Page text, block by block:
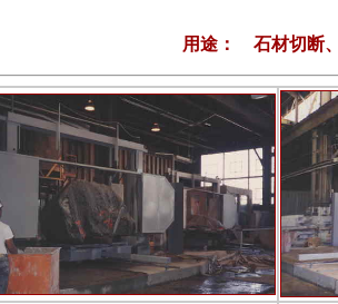
用途： 石材切断